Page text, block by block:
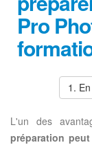
Pro
1.
L'un des
préparation